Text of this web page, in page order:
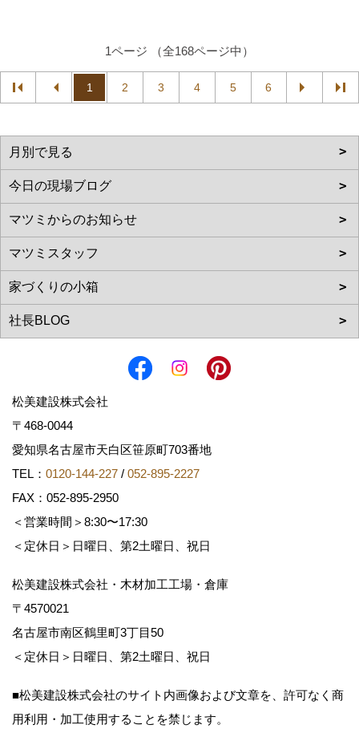
1ページ （全168ページ中）
1 2 3 4 5 6
松美建設株式会社
〒468-0044
愛知県名古屋市天白区笹原町703番地
TEL： 0120-144-227 / 052-895-2227
FAX：052-895-2950
＜営業時間＞8:30〜17:30
＜定休日＞日曜日、第2土曜日、祝日
松美建設株式会社・木材加工工場・倉庫
〒4570021
名古屋市南区鶴里町3丁目50
＜定休日＞日曜日、第2土曜日、祝日
■松美建設株式会社のサイト内画像および文章を、許可なく商
用利用・加工使用することを禁じます。